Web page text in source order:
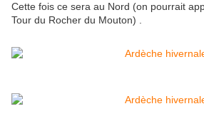
Cette fois ce sera au Nord (on pourrait
Tour du Rocher du Mouton) .